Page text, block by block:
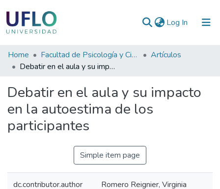
Log In (current)
Communities
&
All of RIUFLO
Statistics
Home Facultad de Psicología y Ciencias Sociales
Artículos
Debatir en el aula y su impacto en la autoestima de los participantes
Debatir en el aula y su impacto
en la autoestima de los
participantes
Simple item page
dc.contributor.author Romero Reignier, Virginia